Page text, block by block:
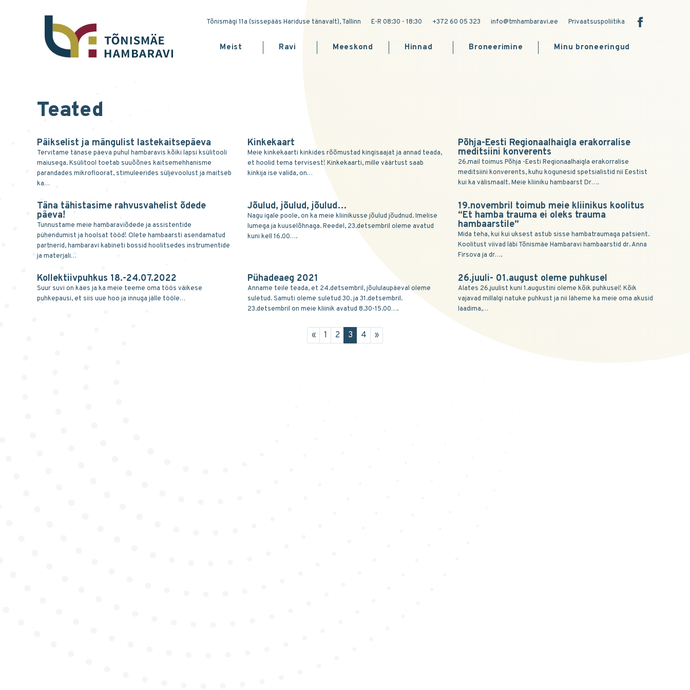
Tõnismägi 11a (sissepääs Hariduse tänavalt), Tallinn E-R 08:30 - 18:30 +372 60 05 323 info@tmhambaravi.ee Privaatsuspoliitika
Meist Ravi Meeskond Hinnad Broneerimine Minu broneeringud
Teated
Päikselist ja mängulist lastekaitsepäeva
Tervitame tänase päeva puhul hambaravis kõiki lapsi ksülitooli
maiusega. Ksülitool toetab suuõõnes kaitsemehhanisme
parandades mikrofloorat, stimuleerides süljevoolust ja maitseb
ka…
Kinkekaart
Meie kinkekaarti kinkides rõõmustad kingisaajat ja annad teada,
et hoolid tema tervisest! Kinkekaarti, mille väärtust saab
kinkija ise valida, on…
Põhja-Eesti Regionaalhaigla erakorralise
meditsiini konverents
26.mail toimus Põhja -Eesti Regionaalhaigla erakorralise
meditsiini konverents, kuhu kogunesid spetsialistid nii Eestist
kui ka välismaalt. Meie kliiniku hambaarst Dr….
Täna tähistasime rahvusvahelist õdede
päeva!
Tunnustame meie hambaraviõdede ja assistentide
pühendumist ja hoolsat tööd! Olete hambaarsti asendamatud
partnerid, hambaravi kabineti bossid hoolitsedes instrumentide
ja materjali…
Jõulud, jõulud, jõulud…
Nagu igale poole, on ka meie kliinikusse jõulud jõudnud. Imelise
lumega ja kuuselõhnaga. Reedel, 23.detsembril oleme avatud
kuni kell 16.00….
19.novembril toimub meie kliinikus koolitus
“Et hamba trauma ei oleks trauma
hambaarstile”
Mida teha, kui kui uksest astub sisse hambatraumaga patsient.
Koolitust viivad läbi Tõnismäe Hambaravi hambaarstid dr. Anna
Firsova ja dr….
Kollektiivpuhkus 18.-24.07.2022
Suur suvi on käes ja ka meie teeme oma töös väikese
puhkepausi, et siis uue hoo ja innuga jälle tööle…
Pühadeaeg 2021
Anname teile teada, et 24.detsembril, jõululaupäeval oleme
suletud. Samuti oleme suletud 30. ja 31.detsembril.
23.detsembril on meie kliinik avatud 8.30-15.00….
26.juuli- 01.august oleme puhkusel
Alates 26.juulist kuni 1.augustini oleme kõik puhkusel! Kõik
vajavad millalgi natuke puhkust ja nii läheme ka meie oma akusid
laadima,…
« 1 2 3 4 »